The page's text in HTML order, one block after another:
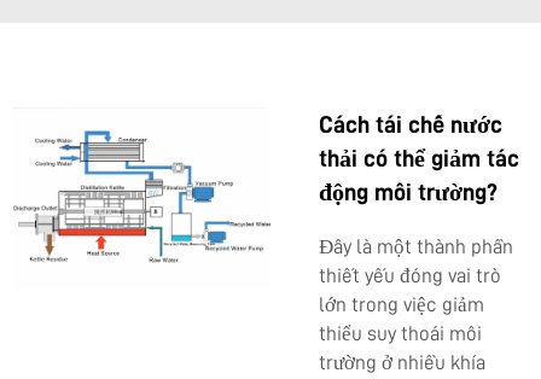
Cách tái chế nước
thải có thể giảm tác
động môi trường?
Đây là một thành phần
thiết yếu đóng vai trò
lớn trong việc giảm
thiểu suy thoái môi
trường ở nhiều khía